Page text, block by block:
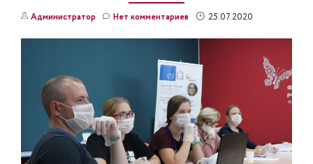
Администратор 25.07.2020
Нет комментариев